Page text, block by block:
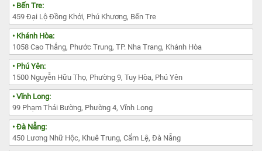
• Bến Tre:
459 Đại Lộ Đồng Khởi, Phú Khương, Bến Tre
• Khánh Hòa:
1058 Cao Thắng, Phước Trung, TP. Nha Trang, Khánh Hòa
• Phú Yên:
1500 Nguyễn Hữu Thọ, Phường 9, Tuy Hòa, Phú Yên
• Vĩnh Long:
99 Phạm Thái Bường, Phường 4, Vĩnh Long
• Đà Nẵng:
450 Lương Nhữ Hộc, Khuê Trung, Cẩm Lệ, Đà Nẵng